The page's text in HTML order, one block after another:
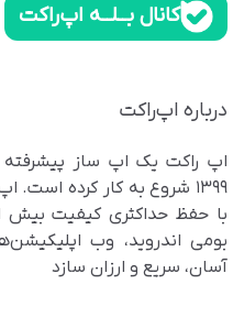
کانال بــلــه اپ‌راکت
درباره اپ‌راکت
اپ راکت یک اپ ساز
۱۳۹۹ شروع به کار کرده
با حفظ حداکثری کیفیت
آسان، سریع و ارزان سازد